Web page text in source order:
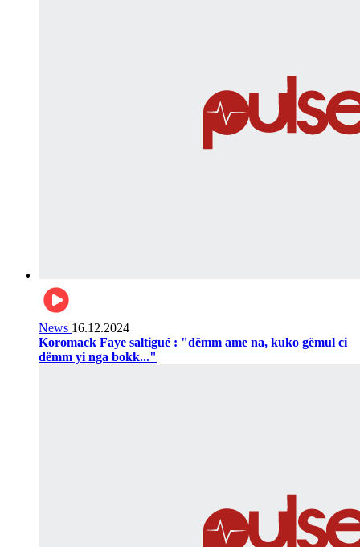
News 16.12.2024
Koromack Faye saltigué : "dëmm ame na, kuko gëmul ci
dëmm yi nga bokk..."